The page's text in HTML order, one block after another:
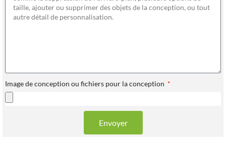
Image de conception ou fichiers pour la conception
Envoyer